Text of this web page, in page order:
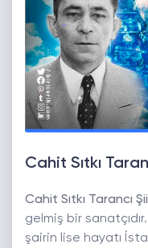
Cahit Sıtkı
Cahit Sıtkı Tarancı
gelmiş bir
şairin lise hayatı